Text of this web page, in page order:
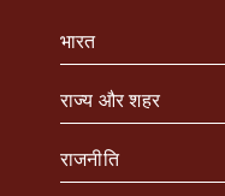
भारत
राज्य और शहर
राजनीति